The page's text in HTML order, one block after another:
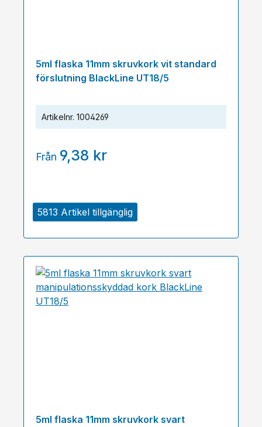
5813 Artikel tillgänglig
5ml flaska 11mm skruvkork vit standard
förslutning BlackLine UT18/5
Artikelnr. 1004269
Från 9,38 kr
5ml flaska 11mm skruvkork svart